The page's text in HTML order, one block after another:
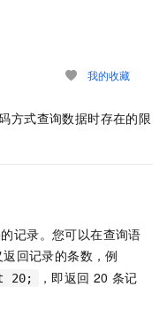
我的收藏
方式查询数据时存在的限
记录。您可以在查询语
返回记录的条数，例
20; ，即返回 20 条记